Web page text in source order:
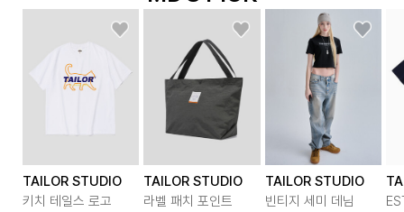
TAILOR STUDIO
키치 테일스 로고
TAILOR STUDIO
라벨 패치 포인트
TAILOR STUDIO
빈티지 세미 데님